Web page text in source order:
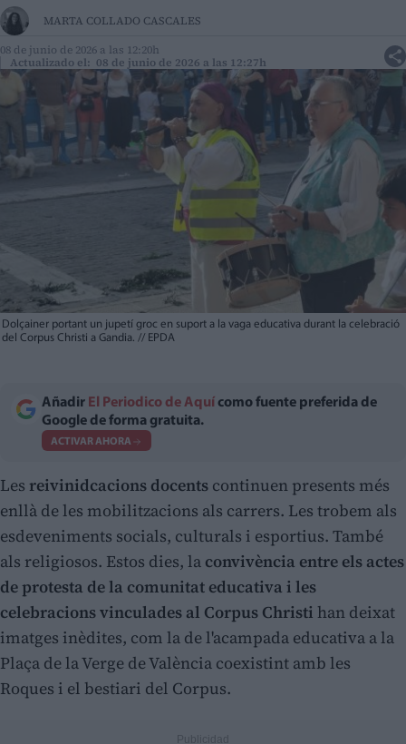
MARTA COLLADO CASCALES
08 de junio de 2026 a las 12:20h
Actualizado el: 08 de junio de 2026 a las 12:27h
Dolçainer portant un jupetí groc en suport a la vaga educativa durant la celebració
del Corpus Christi a Gandia. // EPDA
Añadir El Periodico de Aquí como fuente preferida de
Google de forma gratuita.
ACTIVAR AHORA
Les reivinidcacions docents continuen presents més
enllà de les mobilitzacions als carrers. Les trobem als
esdeveniments socials, culturals i esportius. També
als religiosos. Estos dies, la convivència entre els actes
de protesta de la comunitat educativa i les
celebracions vinculades al Corpus Christi han deixat
imatges inèdites, com la de l'acampada educativa a la
Plaça de la Verge de València coexistint amb les
Roques i el bestiari del Corpus.